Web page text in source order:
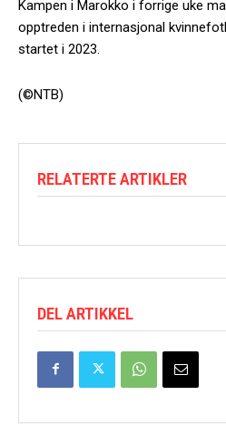
Kampen i Marokko i forrige uke
opptreden i internasjonal
startet i 2023.
(©NTB)
RELATERTE ARTIKLER
DEL ARTIKKEL